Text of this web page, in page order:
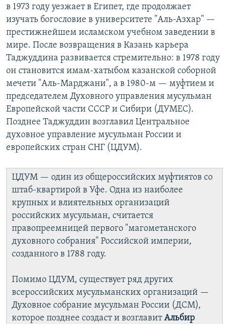
в 1973 году уезжает в Египет, где продолжает
изучать богословие в университете "Аль-Азхар" —
престижнейшем исламском учебном заведении в
мире. После возвращения в Казань карьера
Таджуддина развивается стремительно: в 1978 году
он становится имам-хатыбом казанской соборной
мечети "Аль-Марджани", а в 1980-м — муфтием и
председателем Духовного управления мусульман
Европейской части СССР и Сибири (ДУМЕС).
Позднее Таджуддин возглавил Центральное
духовное управление мусульман России и
европейских стран СНГ (ЦДУМ).
ЦДУМ — один из общероссийских муфтиятов со
штаб-квартирой в Уфе. Одна из наиболее
крупных и влиятельных организаций
российских мусульман, считается
правопреемницей первого "магометанского
духовного собрания" Российской империи,
созданного в 1788 году.
Помимо ЦДУМ, существует ряд других
всероссийских мусульманских организаций —
Духовное собрание мусульман России (ДСМ),
которое позднее создаст и возглавитАльбир